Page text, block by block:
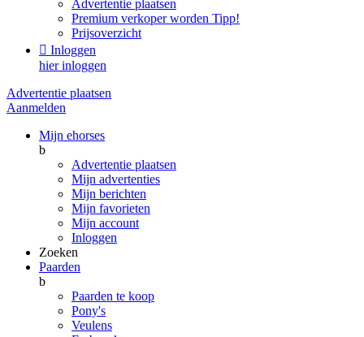
Advertentie plaatsen
Premium verkoper worden Tipp!
Prijsoverzicht
 Inloggen
hier inloggen
Advertentie plaatsen
Aanmelden
Mijn ehorses
b
Advertentie plaatsen
Mijn advertenties
Mijn berichten
Mijn favorieten
Mijn account
Inloggen
Zoeken
Paarden
b
Paarden te koop
Pony's
Veulens